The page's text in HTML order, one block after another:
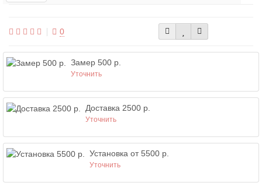
0
Замер 500 р.
Уточнить
Доставка 2500 р.
Уточнить
Установка от 5500 р.
Уточнить